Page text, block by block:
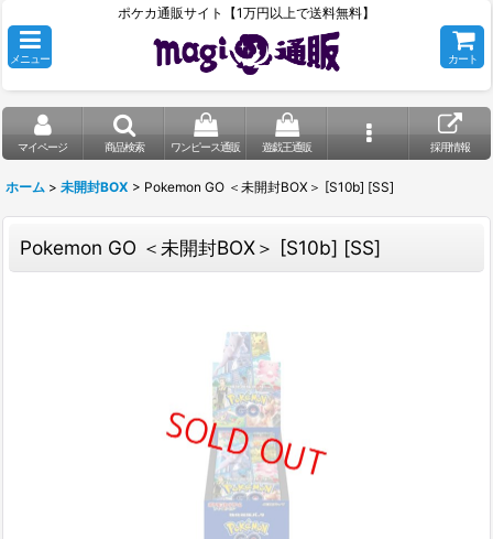
ポケカ通販サイト【1万円以上で送料無料】
メニュー カート
マイページ 商品検索 ワンピース通販 遊戯王通販 採用情報
ホーム > 未開封BOX > Pokemon GO ＜未開封BOX＞ [S10b] [SS]
Pokemon GO ＜未開封BOX＞ [S10b] [SS]